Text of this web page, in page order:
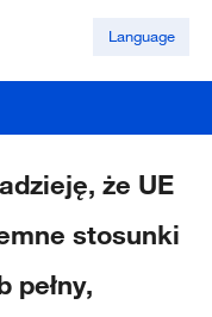
Language
że UE
stosunki
pełny,